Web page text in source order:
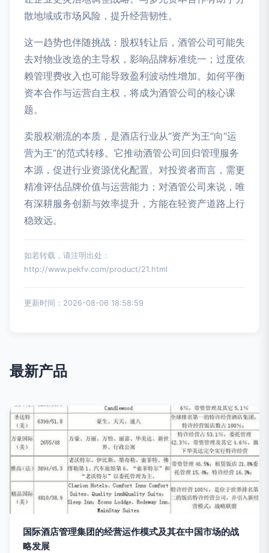
散地域或市场风险，提升经营韧性。
这一趋势也伴随挑战：股权转让后，酒管公司可能失
去对物业改造的主导权，影响品牌标准统一；过度依
赖管理费收入也可能导致盈利波动性增加。如何平衡
资本合作与运营自主权，将成为酒管公司的核心课
题。
卖股权潮流的本质，是酒店行业从“资产为王”向“运
营为王”的范式转移。它推动酒管公司回归管理服务
本源，促进行业资源优化配置。对投资者而言，需更
精准评估品牌价值与运营能力；对酒管公司来说，唯
有深耕服务创新与效率提升，方能在轻资产道路上行
稳致远。
如若转载，请注明出处：
http://www.pekfv.com/product/21.html
更新时间：2026-08-06 18:58:59
最新产品
国际酒店管理集团的经营运作模式及其在中国市场的战
略发展